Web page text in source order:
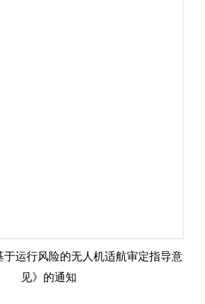
于运行风险的无人机适航审定指导意
见》的通知